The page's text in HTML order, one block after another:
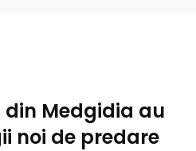
din Medgidia au
noi de predare